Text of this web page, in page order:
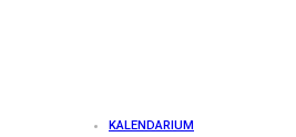
KALENDARIUM